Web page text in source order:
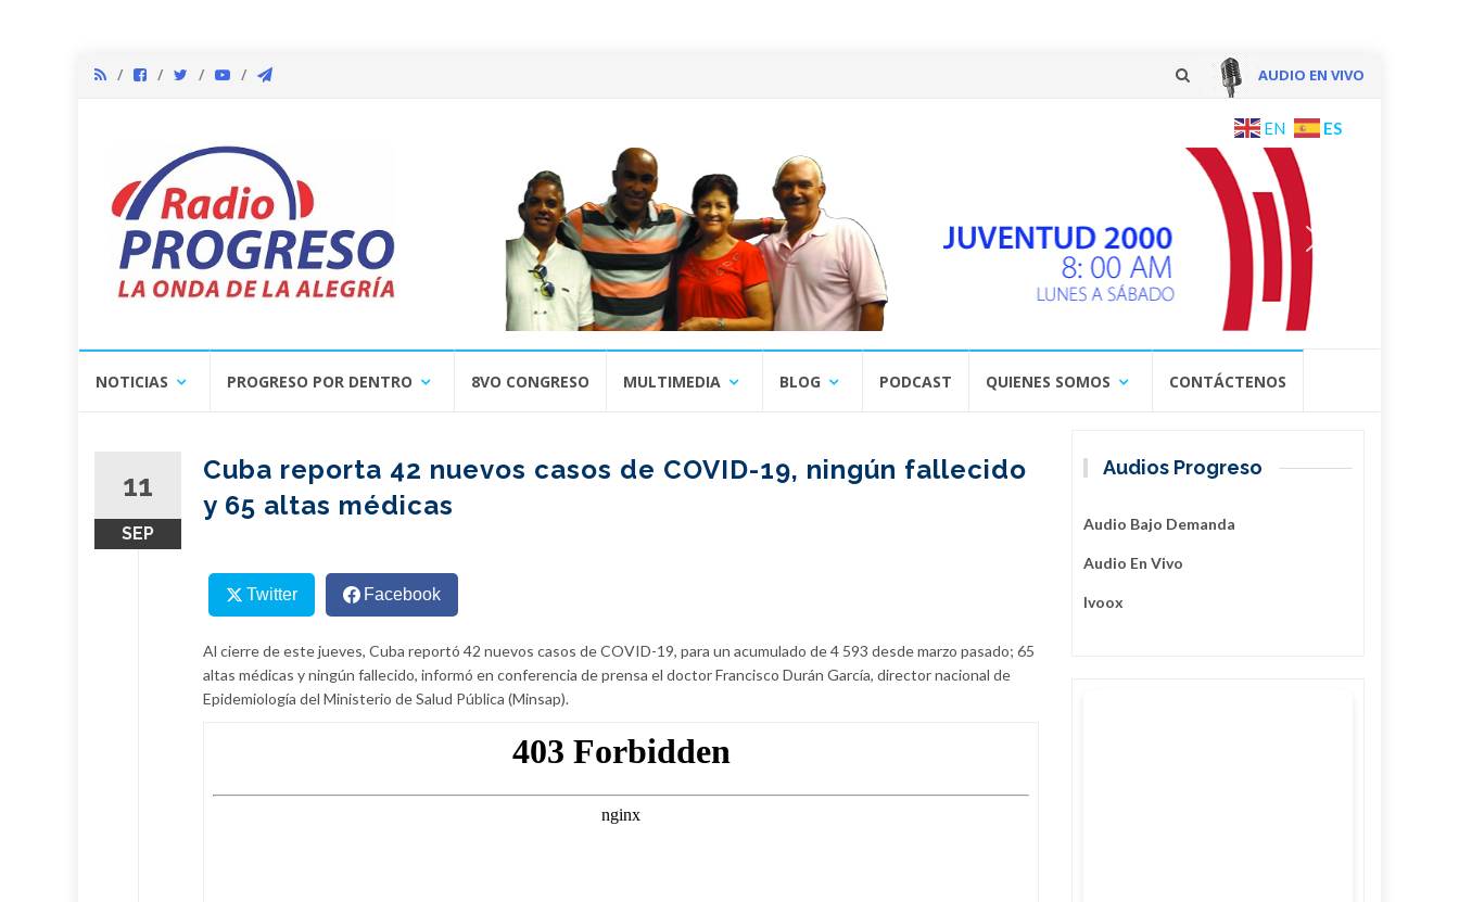
AUDIO EN VIVO
content
EN ES
NOTICIAS PROGRESO POR DENTRO 8VO CONGRESO MULTIMEDIA BLOG PODCAST QUIENES SOMOS CONTÁCTENOS
11
SEP
Cuba reporta 42 nuevos casos de COVID-19, ningún fallecido
y 65 altas médicas
Twitter Facebook
Al cierre de este jueves, Cuba reportó 42 nuevos casos de COVID-19, para un acumulado de 4 593 desde marzo pasado; 65
altas médicas y ningún fallecido, informó en conferencia de prensa el doctor Francisco Durán García, director nacional de
Epidemiología del Ministerio de Salud Pública (Minsap).
Audios Progreso
Audio Bajo Demanda
Audio En Vivo
Ivoox